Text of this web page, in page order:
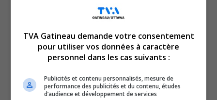
dernier. L’un des deux coaccusés, Jeremiah
peine de 10 mois de prison.
Mathias-Polson a plaidé coupable à 3 chefs
s’être introduit par effraction au Parc Oméga et d’avoir
utilisé une arme dans un dessein dangereux. Il ne pourra
TVA Gatineau demande votre consentement
pour utiliser vos données à caractère
personnel dans les cas suivants :
Publicités et contenu personnalisés, mesure de
performance des publicités et du contenu, études
d’audience et développement de services